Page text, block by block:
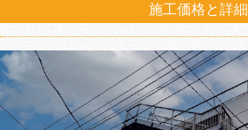
施工価格と詳細